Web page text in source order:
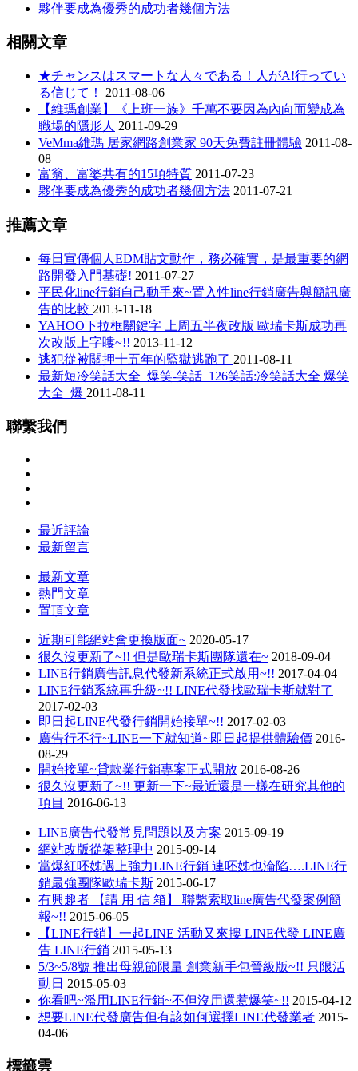
夥伴要成為優秀的成功者幾個方法
相關文章
★チャンスはスマートな人々である！人がA!行ってい
る信じて！
2011-08-06
【維瑪創業】《上班一族》千萬不要因為內向而變成為
職場的隱形人 2011-09-29
VeMma維瑪 居家網路創業家 90天免費註冊體驗 2011-08-
08
富翁、富婆共有的15項特質 2011-07-23
夥伴要成為優秀的成功者幾個方法 2011-07-21
推薦文章
每日宣傳個人EDM貼文動作，務必確實，是最重要的網
路開發入門基礎! 2011-07-27
平民化line行銷自己動手來~置入性line行銷廣告與簡訊廣
告的比較 2013-11-18
YAHOO下拉框關鍵字 上周五半夜改版 歐瑞卡斯成功再
次改版上字瞜~!! 2013-11-12
逃犯從被關押十五年的監獄逃跑了 2011-08-11
最新短冷笑話大全_爆笑-笑話_126笑話:冷笑話大全 爆笑
大全_爆 2011-08-11
聯繫我們
最近評論
最新留言
最新文章
熱門文章
置頂文章
近期可能網站會更換版面~ 2020-05-17
很久沒更新了~!! 但是歐瑞卡斯團隊還在~ 2018-09-04
LINE行銷廣告訊息代發新系統正式啟用~!! 2017-04-04
LINE行銷系統再升級~!! LINE代發找歐瑞卡斯就對了
2017-02-03
即日起LINE代發行銷開始接單~!! 2017-02-03
廣告行不行~LINE一下就知道~即日起提供體驗價 2016-
08-29
開始接單~貸款業行銷專案正式開放 2016-08-26
很久沒更新了~!! 更新一下~最近還是一樣在研究其他的
項目 2016-06-13
LINE廣告代發常見問題以及方案 2015-09-19
網站改版從架整理中 2015-09-14
當爆紅呸姊遇上強力LINE行銷 連呸姊也淪陷….LINE行
銷最強團隊歐瑞卡斯 2015-06-17
有興趣者 【請 用 信 箱】 聯繫索取line廣告代發案例簡
報~!! 2015-06-05
【LINE行銷】一起LINE 活動又來摟 LINE代發 LINE廣
告 LINE行銷 2015-05-13
5/3~5/8號 推出母親節限量 創業新手包晉級版~!! 只限活
動日 2015-05-03
你看吧~濫用LINE行銷~不但沒用還惹爆笑~!! 2015-04-12
想要LINE代發廣告但有該如何選擇LINE代發業者 2015-
04-06
標籤雲